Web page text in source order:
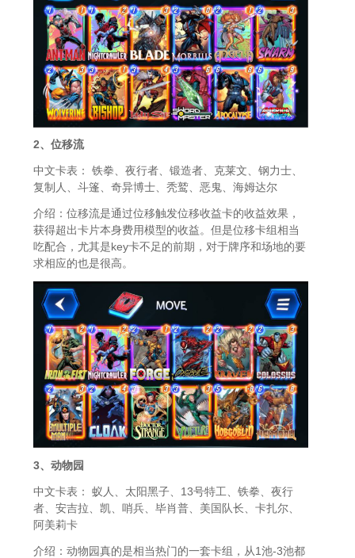
2、位移流
中文卡表： 铁拳、夜行者、锻造者、克莱文、钢力士、
复制人、斗篷、奇异博士、秃鹫、恶鬼、海姆达尔
介绍：位移流是通过位移触发位移收益卡的收益效果，
获得超出卡片本身费用模型的收益。但是位移卡组相当
吃配合，尤其是key卡不足的前期，对于牌序和场地的要
求相应的也是很高。
3、动物园
中文卡表： 蚁人、太阳黑子、13号特工、铁拳、夜行
者、安吉拉、凯、哨兵、毕肖普、美国队长、卡扎尔、
阿美莉卡
介绍：动物园真的是相当热门的一套卡组，从1池-3池都